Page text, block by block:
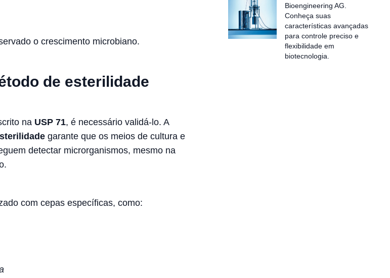
o crescimento microbiano.
de esterilidade
na USP 71, é necessário validá-lo. A
garante que os meios de cultura e
detectar microrganismos, mesmo na
com cepas específicas, como:
Bioengineering AG.
Conheça suas
características avançadas
para controle preciso e
flexibilidade em
biotecnologia.